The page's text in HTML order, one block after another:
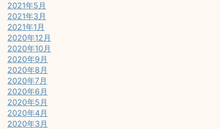
2021年5月
2021年3月
2021年1月
2020年12月
2020年10月
2020年9月
2020年8月
2020年7月
2020年6月
2020年5月
2020年4月
2020年3月